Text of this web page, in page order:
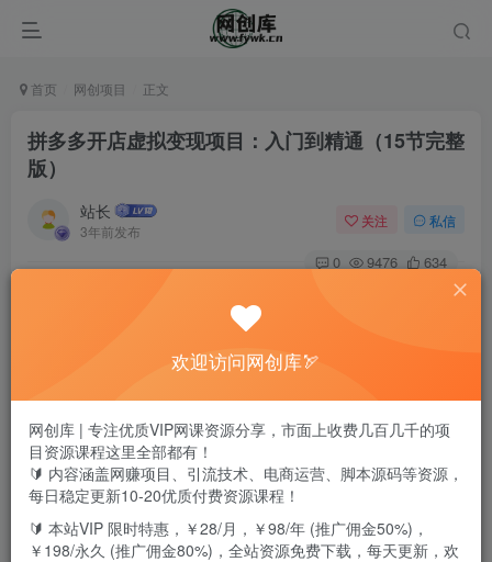
首页 网创项目 正文
拼多多开店虚拟变现项目：入门到精通（15节完整
版）
站长
3年前发布
关注 私信
0 9476 634
课程包括以下内容：
欢迎访问网创库🏹
网创库 | 专注优质VIP网课资源分享，市面上收费几百几千的项
目资源课程这里全部都有！
🔰 内容涵盖网赚项目、引流技术、电商运营、脚本源码等资源，
每日稳定更新10-20优质付费资源课程！
🔰 本站VIP 限时特惠，￥28/月，￥98/年 (推广佣金50%)，
￥198/永久 (推广佣金80%)，全站资源免费下载，每天更新，欢